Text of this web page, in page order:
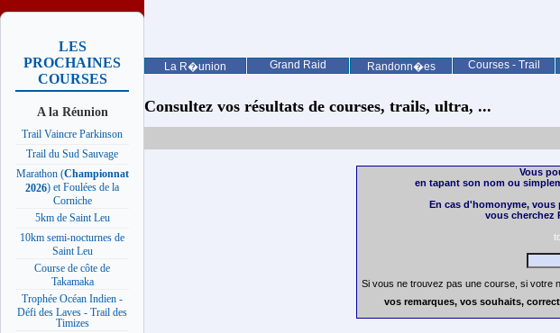
La R�union Grand Raid Randonn�es Courses - Trail
LES
PROCHAINES
COURSES
A la Réunion
Trail Vaincre Parkinson
Trail du Sud Sauvage
Marathon (Championnat
2026) et Foulées de la
Corniche
5km de Saint Leu
10km semi-nocturnes de
Saint Leu
Course de côte de
Takamaka
Trophée Océan Indien -
Défi des Laves - Trail des
Timizes
Consultez vos résultats de courses, trails, ultra, ...
Vous
en tapant son nom ou
En cas d'homonyme, vous
vous cherchez
Si vous ne trouvez pas une course, si votre
vos remarques, vos souhaits,